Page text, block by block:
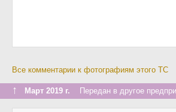
Все комментарии к фотографиям этого ТС
↑ Март 2019 г. Передан в другое